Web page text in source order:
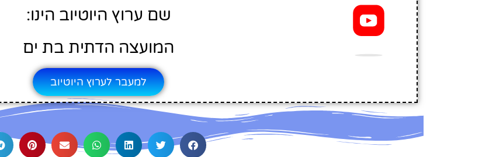
שם ערוץ היוטיוב הינו:
המועצה הדתית בת ים
למעבר לערוץ היוטיוב